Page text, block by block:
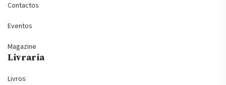
Contactos
Eventos
Magazine
Livraria
Livros